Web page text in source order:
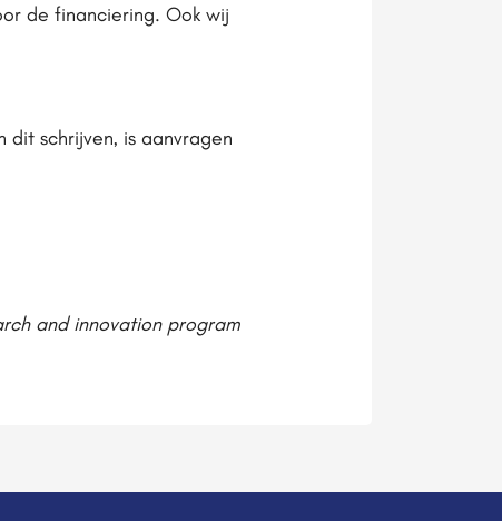
de financiering. Ook wij
schrijven, is aanvragen
and innovation program